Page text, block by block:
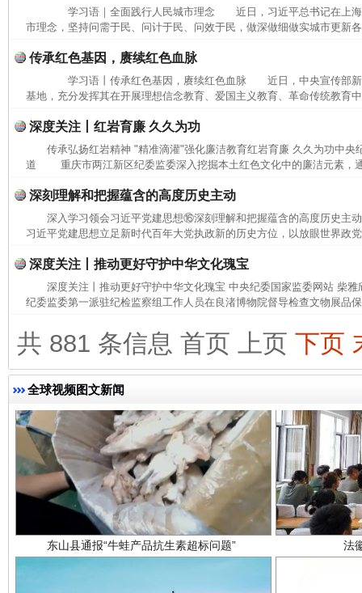
学习语｜全面践行人民城市理念 近日，习近平总书记在上海
市理念，坚持问需于民、问计于民、问效于民，做深做细做实城市更新
传承红色基因，赓续红色血脉
学习语丨传承红色基因，赓续红色血脉 近日，中央宣传部新
基地，充分发挥其在开展理想信念教育、爱国主义教育、革命传统教育
深度关注丨红岩育廉 久久为功
传承弘扬红岩精神 "精准滴灌"强化廉洁教育红岩育廉 久久为功中央
道 重庆市两江新区纪委监委深入挖掘本土红色文化中的廉洁元素，
深刻理解和把握蕴含的高度历史主动
深入学习领会习近平党建思想⑯深刻理解和把握蕴含的高度历史
习近平党建思想立足新时代百年大党执政新的历史方位，以放眼世界政
深度关注丨推动更好守护中华文化瑰宝
深度关注丨推动更好守护中华文化瑰宝 中央纪委国家监委网站 柴
纪委监委第一派驻纪检监察组工作人员在良渚博物院督导检查文物展品
共 881 条信息 首页 上页 下页
全球视频图文新闻
完善运行机制助力责任有效落实
东山县通报“牛蛙产品抗生素超标问题” 法